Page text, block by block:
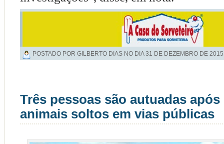
POSTADO POR GILBERTO DIAS NO DIA31 DE DEZEMBRO DE 2015
Três pessoas são autuadas após
animais soltos em vias públicas